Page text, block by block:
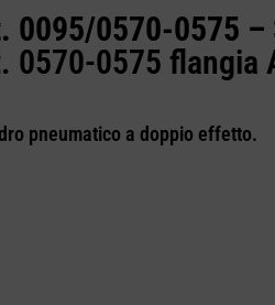
0095/0570-0575 –
0570-0575 flangia
pneumatico a doppio effetto.